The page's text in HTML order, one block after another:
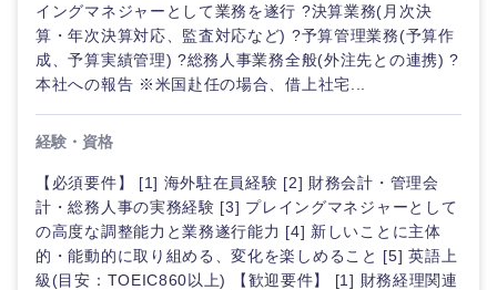
イングマネジャーとして業務を遂行 ?決算業務(月次決
算・年次決算対応、監査対応など) ?予算管理業務(予算作
成、予算実績管理) ?総務人事業務全般(外注先との連携) ?
本社への報告 ※米国赴任の場合、借上社宅...
経験・資格
【必須要件】 [1] 海外駐在員経験 [2] 財務会計・管理会
計・総務人事の実務経験 [3] プレイングマネジャーとして
の高度な調整能力と業務遂行能力 [4] 新しいことに主体
的・能動的に取り組める、変化を楽しめること [5] 英語上
級(目安：TOEIC860以上) 【歓迎要件】 [1] 財務経理関連